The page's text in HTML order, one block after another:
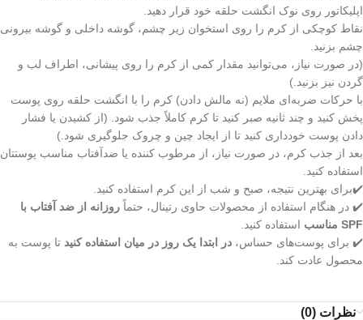
اپلیکاتور روی نوک انگشت حلقه خود قرار دهید.
نقاط کوچکی از کرم را روی استخوان زیر چشم، گوشه داخلی و گوشه بیرونی
چشم بزنید.
(در صورت نیاز، می‌توانید مقدار کمی از کرم را روی پیشانی، اطراف لب و
گردن نیز بزنید.)
با حرکات ضربه‌ای ملایم (نه مالش دادن) کرم را با انگشت حلقه روی پوست
پخش کنید و چند ثانیه صبر کنید تا کرم کاملاً جذب شود. (از کشیدن یا فشار
دادن پوست خودداری کنید تا از ایجاد چین‌ و چروک جلوگیری شود.)
بعد از جذب کرم، در صورت نیاز، از مرطوب‌ کننده یا ضدآفتاب مناسب پوستتان
استفاده کنید.
✔️برای بهترین نتیجه، صبح و شب از این کرم استفاده کنید.
✔️ در هنگام استفاده از محصولات حاوی رتینال، حتماً روزانه از ضد آفتاب با
SPF مناسب
استفاده کنید.
✔️ برای پوست‌های حساس، در ابتدا یک روز در میان استفاده کنید تا پوست به
محصول عادت کند.
نظرات (0)